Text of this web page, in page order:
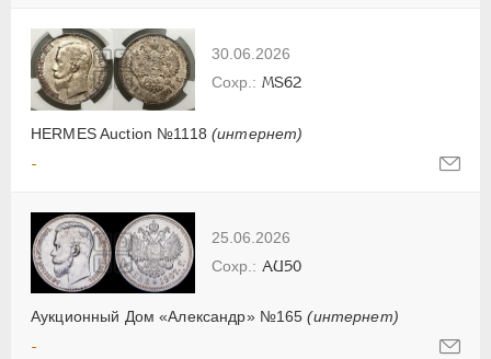
30.06.2026
HERMES Auction №1118 (интернет)
MS62
-
25.06.2026
Аукционный Дом «Александр» №165(интернет)
AU50
-